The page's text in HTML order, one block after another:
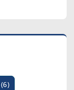
(6)